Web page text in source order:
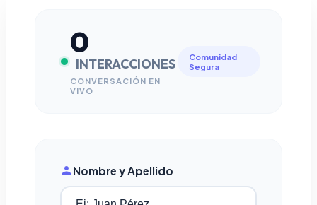
0
INTERACCIONES
CONVERSACIÓN EN
VIVO
Comunidad
Segura
Nombre y Apellido